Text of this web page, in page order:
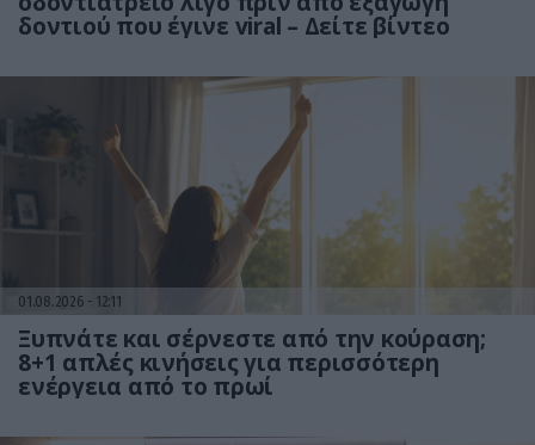
δοντιού που έγινε viral – Δείτε βίντεο
01.08.2026 12:11
Ξυπνάτε και σέρνεστε από την κούραση;
8+1 απλές κινήσεις για περισσότερη
ενέργεια από το πρωί